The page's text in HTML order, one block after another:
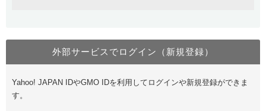
Value Domain Oneにログイン
Value Domain Oneアカウント作成
外部サービスでログイン（新規登録）
Yahoo! JAPAN IDやGMO IDを利用してログインや新規登録ができま
す。